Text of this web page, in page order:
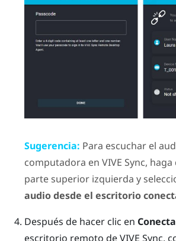
Sugerencia: Para escuchar el
computadora en VIVE Sync, haga
parte superior izquierda y
audio desde el escritorio
Después de hacer clic en
escritorio remoto de VIVE Sync,